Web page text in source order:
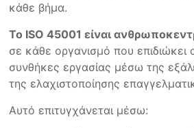
κάθε βήμα.
Το ISO 45001 είναι
σε κάθε οργανισμό που επιδιώκει
συνθήκες εργασίας μέσω της
της ελαχιστοποίησης
Αυτό επιτυγχάνεται μέσω: